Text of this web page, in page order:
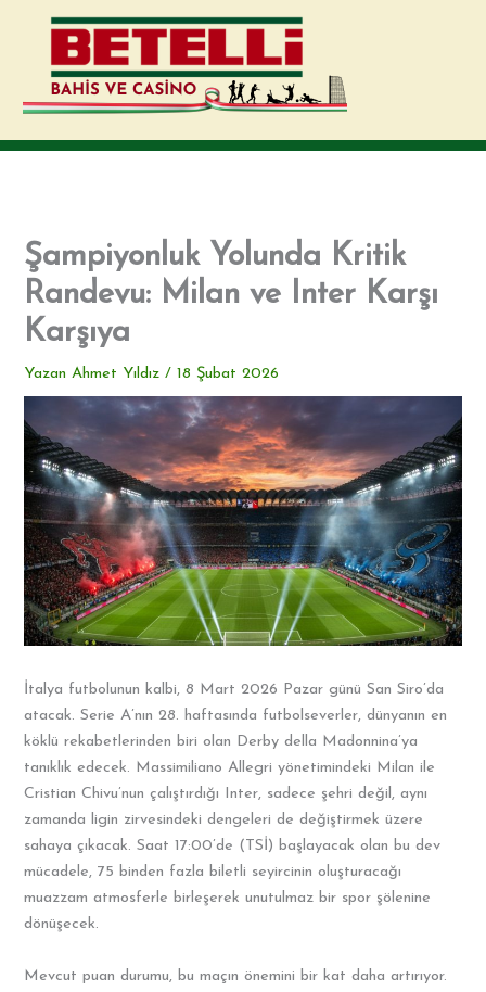
Şampiyonluk Yolunda Kritik
Randevu: Milan ve Inter Karşı
Karşıya
Yazan Ahmet Yıldız/18 Şubat 2026
İtalya futbolunun kalbi, 8 Mart 2026 Pazar günü San Siro’da
atacak. Serie A’nın 28. haftasında futbolseverler, dünyanın en
köklü rekabetlerinden biri olan Derby della Madonnina’ya
tanıklık edecek. Massimiliano Allegri yönetimindeki Milan ile
Cristian Chivu’nun çalıştırdığı Inter, sadece şehri değil, aynı
zamanda ligin zirvesindeki dengeleri de değiştirmek üzere
sahaya çıkacak. Saat 17:00’de (TSİ) başlayacak olan bu dev
mücadele, 75 binden fazla biletli seyircinin oluşturacağı
muazzam atmosferle birleşerek unutulmaz bir spor şölenine
dönüşecek.
Mevcut puan durumu, bu maçın önemini bir kat daha artırıyor.